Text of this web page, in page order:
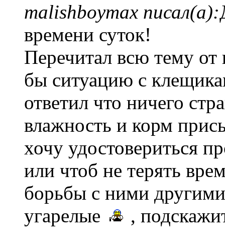
malishboymax писал(а):
времени суток!
Перечитал всю тему
бы ситуацию с
ответил что ничего
влажность и корм
хочу удостовериться
или чтоб не терять
борьбы с ними
угарелые
,